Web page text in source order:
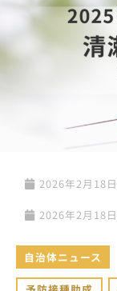
2026年2月18日
2026年2月18日
自治体ニュース